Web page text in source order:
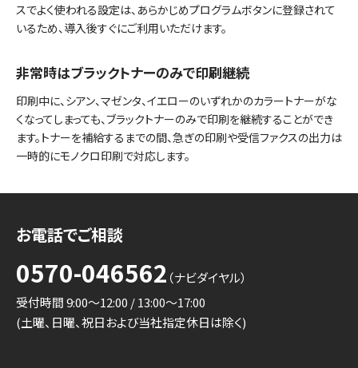
スでよく使われる設定は、あらかじめプログラムボタンに登録されて
いるため、導入後すぐにご利用いただけます。
非常時はブラックトナーのみで印刷継続
印刷中に、シアン、マゼンタ、イエローのいずれかのカラートナーがな
くなってしまっても、ブラックトナーのみで印刷を継続することができ
ます。トナーを補給するまでの間、急ぎの印刷や受信ファクスの出力は
一時的にモノクロ印刷で対応します。
お電話でご相談
0570-046562 （ナビダイヤル）
受付時間 9:00～12:00 / 13:00～17:00
(土曜、日曜、祝日および当社指定休日は除く)